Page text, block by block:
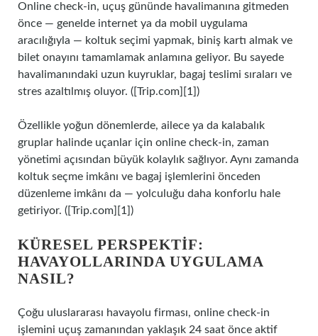
Online check‑in, uçuş gününde havalimanına gitmeden
önce — genelde internet ya da mobil uygulama
aracılığıyla — koltuk seçimi yapmak, biniş kartı almak ve
bilet onayını tamamlamak anlamına geliyor. Bu sayede
havalimanındaki uzun kuyruklar, bagaj teslimi sıraları ve
stres azaltılmış oluyor. ([Trip.com][1])
Özellikle yoğun dönemlerde, ailece ya da kalabalık
gruplar halinde uçanlar için online check‑in, zaman
yönetimi açısından büyük kolaylık sağlıyor. Aynı zamanda
koltuk seçme imkânı ve bagaj işlemlerini önceden
düzenleme imkânı da — yolculuğu daha konforlu hale
getiriyor. ([Trip.com][1])
KÜRESEL PERSPEKTIF:
HAVAYOLLARINDA UYGULAMA
NASIL?
Çoğu uluslararası havayolu firması, online check‑in
işlemini uçuş zamanından yaklaşık 24 saat önce aktif